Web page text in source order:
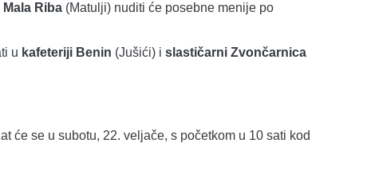
Mala Riba (Matulji) nuditi će posebne menije po
u kafeteriji Benin (Jušići) i slastičarni Zvončarnica
će se u subotu, 22. veljače, s početkom u 10 sati kod